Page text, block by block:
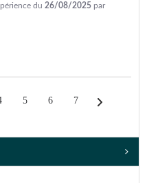
du 26/08/2025 par
5 6 7